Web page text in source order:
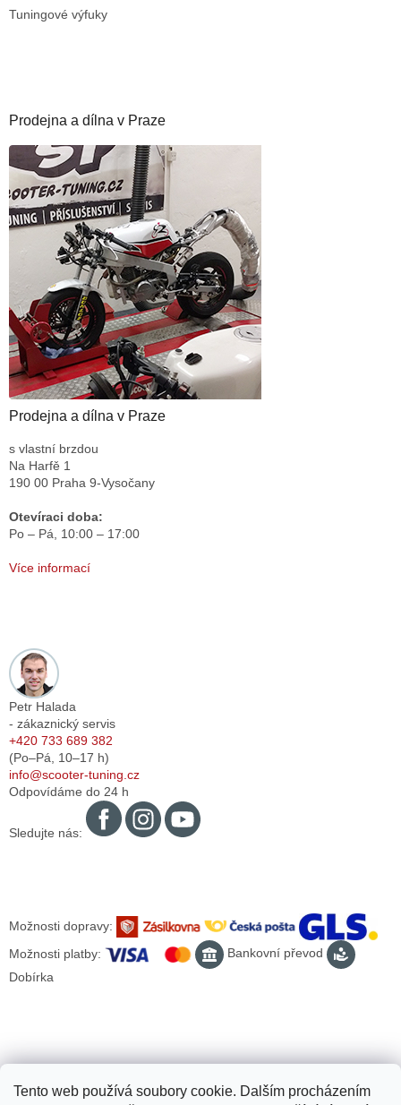
Tento web používá soubory cookie. Dalším procházením
Tuningové výfuky
Prodejna a dílna v Praze
Prodejna a dílna v Praze
s vlastní brzdou
Na Harfě 1
190 00 Praha 9-Vysočany
Otevíraci doba:
Po – Pá, 10:00 – 17:00
Více informací
Petr Halada
- zákaznický servis
+420 733 689 382
(Po–Pá, 10–17 h)
info@scooter-tuning.cz
Odpovídáme do 24 h
Sledujte nás:
Možnosti dopravy:
Možnosti platby:
Bankovní převod
Dobírka